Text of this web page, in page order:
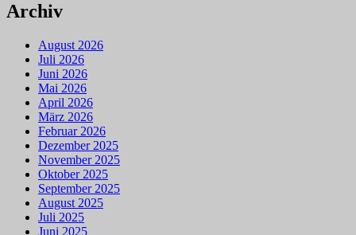
Archiv
August 2026
Juli 2026
Juni 2026
Mai 2026
April 2026
März 2026
Februar 2026
Dezember 2025
November 2025
Oktober 2025
September 2025
August 2025
Juli 2025
Juni 2025